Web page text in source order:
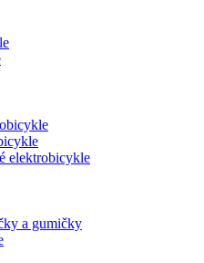
elektrobicykle
a gumičky